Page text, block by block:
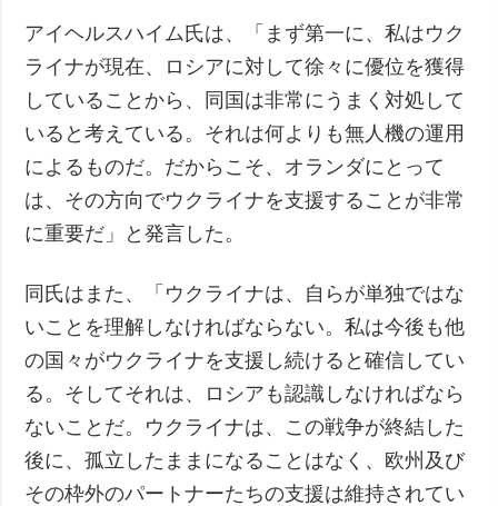
アイヘルスハイム氏は、「まず第一に、私はウク
ライナが現在、ロシアに対して徐々に優位を獲得
していることから、同国は非常にうまく対処して
いると考えている。それは何よりも無人機の運用
によるものだ。だからこそ、オランダにとって
は、その方向でウクライナを支援することが非常
に重要だ」と発言した。
同氏はまた、「ウクライナは、自らが単独ではな
いことを理解しなければならない。私は今後も他
の国々がウクライナを支援し続けると確信してい
る。そしてそれは、ロシアも認識しなければなら
ないことだ。ウクライナは、この戦争が終結した
後に、孤立したままになることはなく、欧州及び
その枠外のパートナーたちの支援は維持されてい